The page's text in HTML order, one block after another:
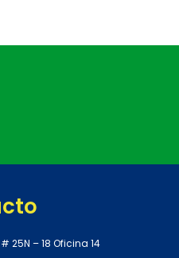
25N – 18 Oficina 14